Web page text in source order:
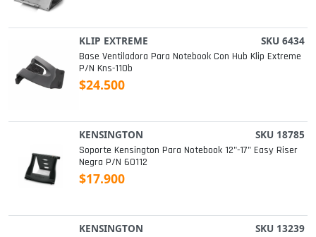
KLIP EXTREME SKU 6434
Base Ventiladora Para Notebook Con Hub Klip Extreme
P/n Kns-110b
$24.500
KENSINGTON SKU 18785
Soporte Kensington Para Notebook 12"-17" Easy Riser
Negra P/n 60112
$17.900
KENSINGTON SKU 13239